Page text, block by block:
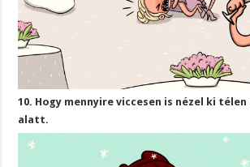
10. Hogy mennyire viccesen is nézel ki
alatt.